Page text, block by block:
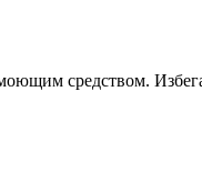
средством.